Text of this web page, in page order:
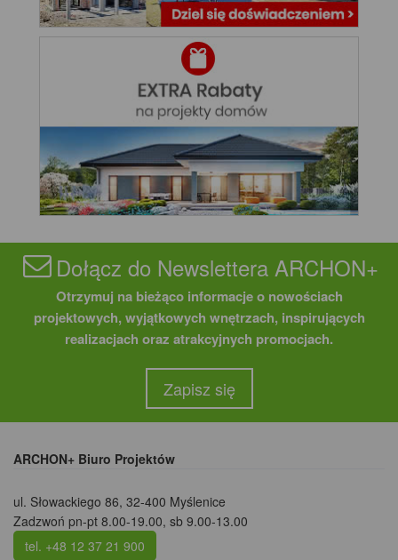
Dołącz do Newslettera ARCHON+
Otrzymuj na bieżąco informacje o nowościach
projektowych, wyjątkowych wnętrzach, inspirujących
realizacjach oraz atrakcyjnych promocjach.
Zapisz się
ARCHON+ Biuro Projektów
ul. Słowackiego 86, 32-400 Myślenice
Zadzwoń pn-pt 8.00-19.00, sb 9.00-13.00
tel. +48 12 37 21 900